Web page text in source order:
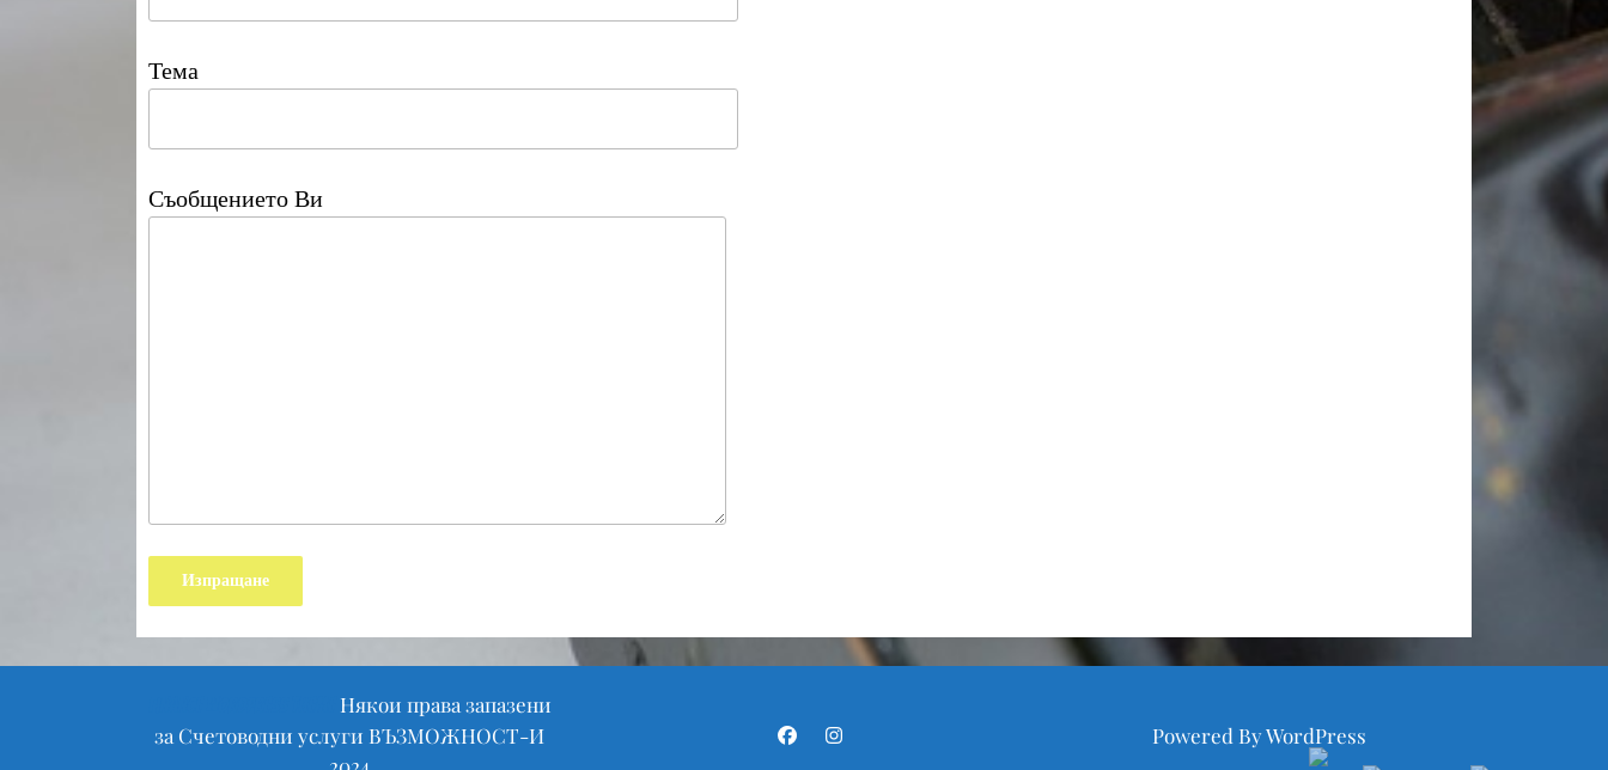
Тема
Съобщението Ви
Някои права запазени
за Счетоводни услуги ВЪЗМОЖНОСТ-И
FacebookInstagram Powered By WordPress